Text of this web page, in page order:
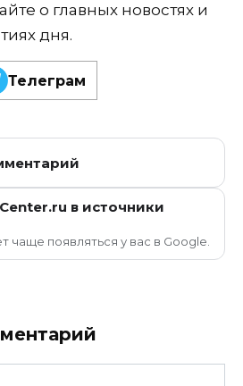
о главных новостях и
дня.
Телеграм
в источники
чаще появляться у вас в Google.